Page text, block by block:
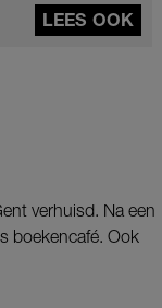
LEES OOK
verhuisd. Na een
boekencafé. Ook